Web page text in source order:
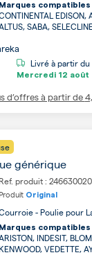
Marques compatibles
EDISON,
SABA, SELECLINE
Livré à partir du
Mercredi 12 août
d’offres à partir de
générique
Ref. produit :
Original
- Poulie pour
Marques compatibles
INDESIT,
VEDETTE,